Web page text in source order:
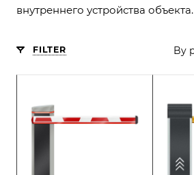
внутреннего устройства объекта.
FILTER